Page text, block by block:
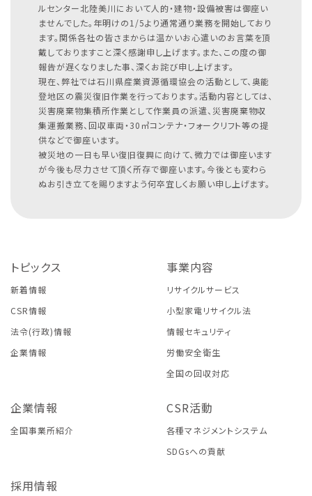
ルセンター北陸美川において人的・建物・設備被害は御座い
ませんでした。年明けの1/5より通常通り業務を開始しており
ます。関係各社の皆さまからは温かいお心遣いのお言葉を頂
戴しておりますこと深く感謝申し上げます。また、この度の御
報告が遅くなりました事、深くお詫び申し上げます。
現在、弊社では石川県産業資源循環協会の活動として、奥能
登地区の震災復旧作業を行っております。活動内容としては、
災害廃棄物集積所作業として作業員の派遣、災害廃棄物収
集運搬業務、回収車両・30㎥コンテナ・フォークリフト等の提
供などで御座います。
被災地の一日も早い復旧復興に向けて、微力では御座います
が今後も尽力させて頂く所存で御座います。今後とも変わら
ぬお引き立てを賜りますよう何卒宜しくお願い申し上げます。
トピックス
新着情報
CSR情報
法令(行政)情報
企業情報
事業内容
リサイクルサービス
小型家電リサイクル法
情報セキュリティ
労働安全衛生
全国の回収対応
企業情報
全国事業所紹介
CSR活動
各種マネジメントシステム
SDGsへの貢献
採用情報